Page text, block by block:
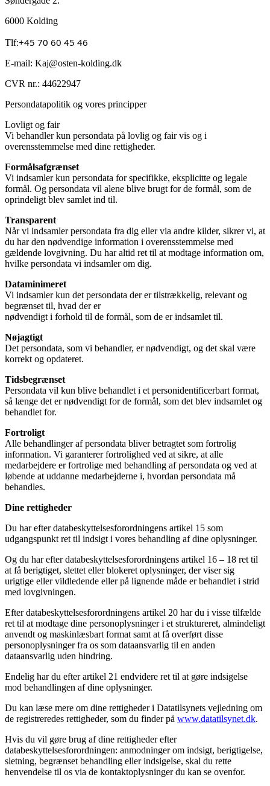
6000 Kolding
Tlf:+45 70 60 45 46
E-mail: Kaj@osten-kolding.dk
CVR nr.: 44622947
Persondatapolitik og vores principper
Lovligt og fair
Vi behandler kun persondata på lovlig og fair vis og i
overensstemmelse med dine rettigheder.
Formålsafgrænset
Vi indsamler kun persondata for specifikke, eksplicitte og legale
formål. Og persondata vil alene blive brugt for de formål, som de
oprindeligt blev samlet ind til.
Transparent
Når vi indsamler persondata fra dig eller via andre kilder, sikrer vi, at
du har den nødvendige information i overensstemmelse med
gældende lovgivning. Du har altid ret til at modtage information om,
hvilke persondata vi indsamler om dig.
Dataminimeret
Vi indsamler kun det persondata der er tilstrækkelig, relevant og
begrænset til, hvad der er
nødvendigt i forhold til de formål, som de er indsamlet til.
Nøjagtigt
Det persondata, som vi behandler, er nødvendigt, og det skal være
korrekt og opdateret.
Tidsbegrænset
Persondata vil kun blive behandlet i et personidentificerbart format,
så længe det er nødvendigt for de formål, som det blev indsamlet og
behandlet for.
Fortroligt
Alle behandlinger af persondata bliver betragtet som fortrolig
information. Vi garanterer fortrolighed ved at sikre, at alle
medarbejdere er fortrolige med behandling af persondata og ved at
løbende at uddanne medarbejderne i, hvordan persondata må
behandles.
Dine rettigheder
Du har efter databeskyttelsesforordningens artikel 15 som
udgangspunkt ret til indsigt i vores behandling af dine oplysninger.
Og du har efter databeskyttelsesforordningens artikel 16 – 18 ret til
at få berigtiget, slettet eller blokeret oplysninger, der viser sig
urigtige eller vildledende eller på lignende måde er behandlet i strid
med lovgivningen.
Efter databeskyttelsesforordningens artikel 20 har du i visse tilfælde
ret til at modtage dine personoplysninger i et struktureret, almindeligt
anvendt og maskinlæsbart format samt at få overført disse
personoplysninger fra os som dataansvarlig til en anden
dataansvarlig uden hindring.
Endelig har du efter artikel 21 endvidere ret til at gøre indsigelse
mod behandlingen af dine oplysninger.
Du kan læse mere om dine rettigheder i Datatilsynets vejledning om
de registreredes rettigheder, som du finder på www.datatilsynet.dk.
Hvis du vil gøre brug af dine rettigheder efter
databeskyttelsesforordningen: anmodninger om indsigt, berigtigelse,
sletning, begrænset behandling eller indsigelse, skal du rette
henvendelse til os via de kontaktoplysninger du kan se ovenfor.